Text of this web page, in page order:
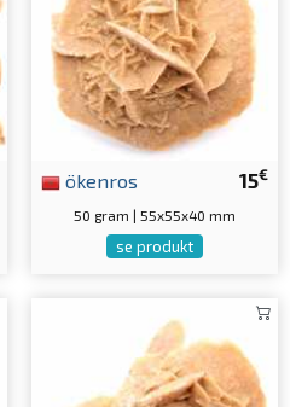
15€
ökenros
50 gram | 55x55x40 mm
se produkt